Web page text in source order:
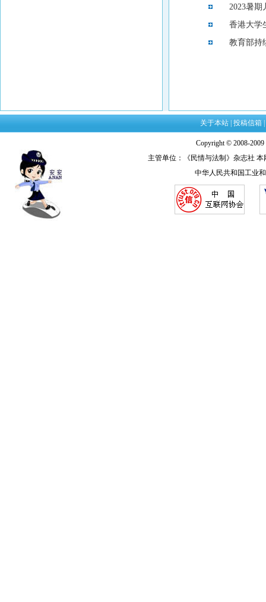
2023暑期
香港大学
教育部持
关于本站 投稿信箱
Copyright © 2008-
主管单位：《民情与法制》杂志社
中华人民共和国工业